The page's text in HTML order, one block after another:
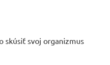
skúsiť svoj organizmus